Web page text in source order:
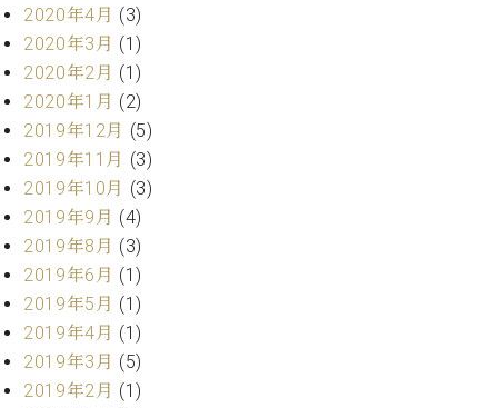
ョ
ン
C.BECHSTEIN
Digital(ベ
ヒ
シ
ュ
タ
イ
ン
デ
ジ
タ
ル)
情報
【ユ
ーロ
ノ特
選中
古】
イ
ベ
ト
情
報
八
王
子
2020年4月 (3)
2020年3月 (1)
2020年2月 (1)
2020年1月 (2)
2019年12月 (5)
2019年11月 (3)
2019年10月 (3)
2019年9月 (4)
2019年8月 (3)
2019年6月 (1)
2019年5月 (1)
2019年4月 (1)
2019年3月 (5)
2019年2月 (1)